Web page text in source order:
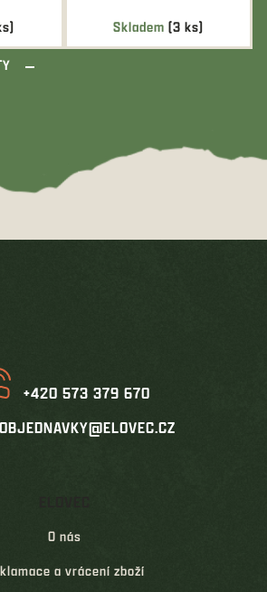
Skladem (3 ks)
+420 573 379 670
OBJEDNAVKY@ELOVEC.CZ
O nás
a vrácení zboží